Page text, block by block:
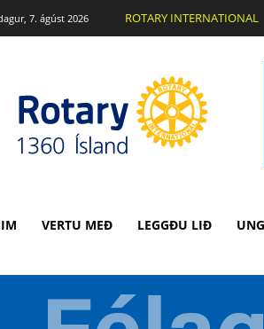
7. ágúst 2026 ROTARY INTERNATIONAL
VERTU MEÐ LEGGÐU LIÐ